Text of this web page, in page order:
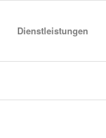
Dienstleistungen